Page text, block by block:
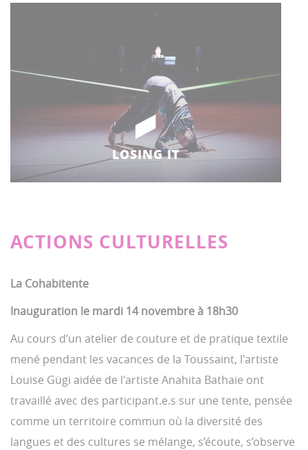
LOSING IT
ACTIONS CULTURELLES
La Cohabitente
Inauguration le mardi 14 novembre à 18h30
Au cours d’un atelier de couture et de pratique textile
mené pendant les vacances de la Toussaint, l'artiste
Louise Gügi aidée de l'artiste Anahita Bathaie ont
travaillé avec des participant.e.s sur une tente, pensée
comme un territoire commun où la diversité des
langues et des cultures se mélange, s’écoute, s’observe